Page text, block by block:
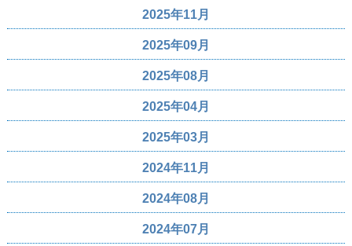
2025年11月
2025年09月
2025年08月
2025年04月
2025年03月
2024年11月
2024年08月
2024年07月